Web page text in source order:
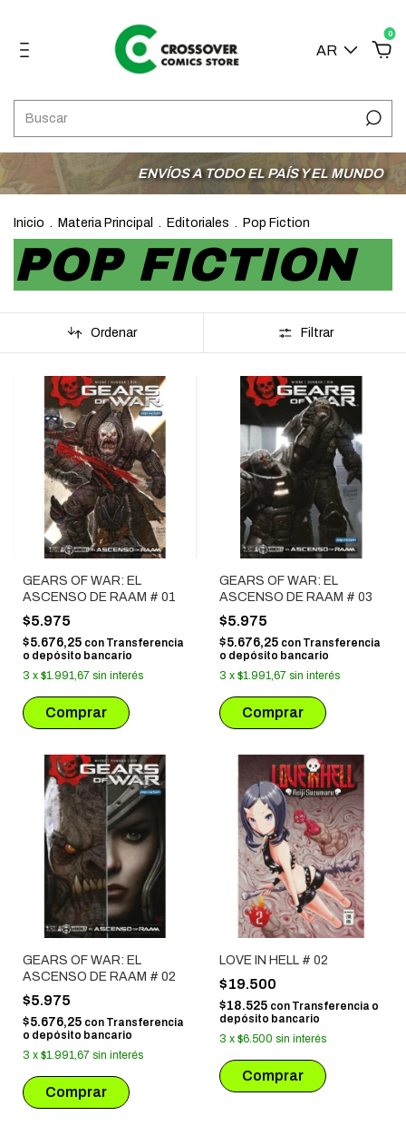
AR
0
ENVÍOS A TODO EL PAÍS Y EL MUNDO 3
Inicio . Materia Principal . Editoriales . Pop Fiction
POP FICTION
Ordenar Filtrar
GEARS OF WAR: EL
ASCENSO DE RAAM # 01
$5.975
$5.676,25 con Transferencia
o depósito bancario
3 x $1.991,67 sin interés
GEARS OF WAR: EL
ASCENSO DE RAAM # 03
$5.975
$5.676,25 con Transferencia
o depósito bancario
3 x $1.991,67 sin interés
GEARS OF WAR: EL
ASCENSO DE RAAM # 02
$5.975
$5.676,25 con Transferencia
o depósito bancario
3 x $1.991,67 sin interés
LOVE IN HELL # 02
$19.500
$18.525 con Transferencia o
depósito bancario
3 x $6.500 sin interés